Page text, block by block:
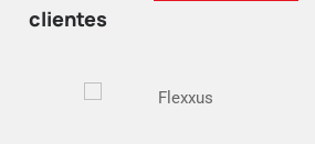
clientes